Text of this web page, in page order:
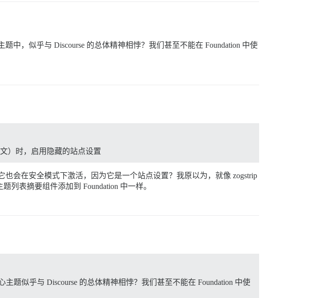
中，似乎与 Discourse 的总体精神相悖？我们甚至不能在 Foundation 中使
）时，启用隐藏的站点设置
会在安全模式下激活，因为它是一个站点设置？我原以为，就像 zogstrip
列表摘要组件添加到 Foundation 中一样。
题似乎与 Discourse 的总体精神相悖？我们甚至不能在 Foundation 中使